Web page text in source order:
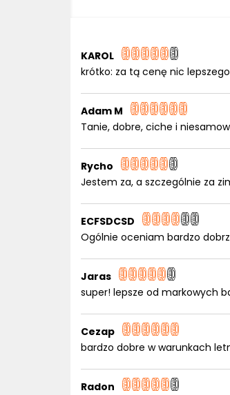
KAROL
krótko: za tą cenę nic
Adam M
Tanie, dobre, ciche i
Rycho
Jestem za, a szczególnie za
ECFSDCSD
Ogólnie oceniam bardzo
Jaras
super! lepsze od markowych
Cezap
bardzo dobre w warunkach
Radon